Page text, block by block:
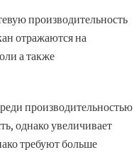
производительность
отражаются на
а также
производительностью
однако увеличивает
требуют больше